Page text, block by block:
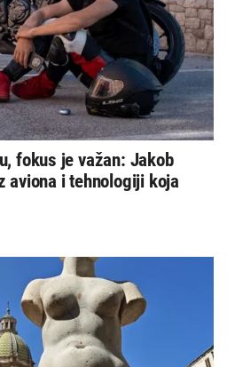
fokus je važan: Jakob
aviona i tehnologiji koja